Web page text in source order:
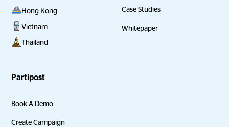
Hong Kong
Vietnam
Thailand
Case Studies
Whitepaper
Partipost
Book A Demo
Create Campaign